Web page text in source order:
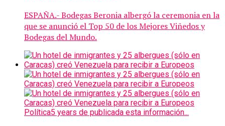
ESPAÑA.- Bodegas Beronia albergó la ceremonia en la
que se anunció el Top 50 de los Mejores Viñedos y
Bodegas del Mundo.
Política5 years de publicada esta información...